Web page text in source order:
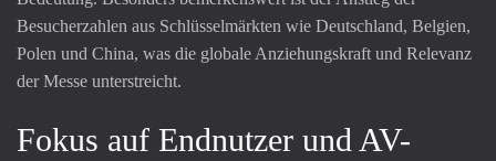
Besucherzahlen aus Schlüsselmärkten wie Deutschland, Belgien,
Polen und China, was die globale Anziehungskraft und Relevanz
der Messe unterstreicht.
Fokus auf Endnutzer und AV-